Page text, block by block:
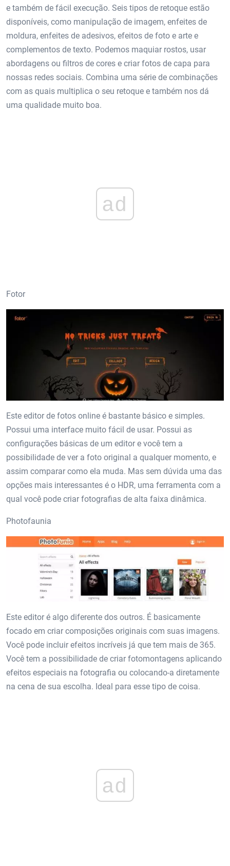
e também de fácil execução. Seis tipos de retoque estão
disponíveis, como manipulação de imagem, enfeites de
moldura, enfeites de adesivos, efeitos de foto e arte e
complementos de texto. Podemos maquiar rostos, usar
abordagens ou filtros de cores e criar fotos de capa para
nossas redes sociais. Combina uma série de combinações
com as quais multiplica o seu retoque e também nos dá
uma qualidade muito boa.
ad
Fotor
Este editor de fotos online é bastante básico e simples.
Possui uma interface muito fácil de usar. Possui as
configurações básicas de um editor e você tem a
possibilidade de ver a foto original a qualquer momento, e
assim comparar como ela muda. Mas sem dúvida uma das
opções mais interessantes é o HDR, uma ferramenta com a
qual você pode criar fotografias de alta faixa dinâmica.
Photofaunia
Este editor é algo diferente dos outros. É basicamente
focado em criar composições originais com suas imagens.
Você pode incluir efeitos incríveis já que tem mais de 365.
Você tem a possibilidade de criar fotomontagens aplicando
efeitos especiais na fotografia ou colocando-a diretamente
na cena de sua escolha. Ideal para esse tipo de coisa.
ad